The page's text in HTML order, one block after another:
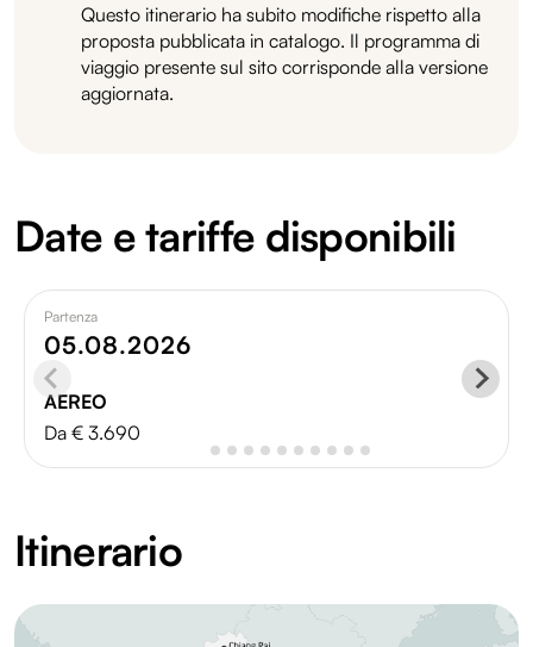
Questo itinerario ha subito modifiche rispetto alla
proposta pubblicata in catalogo. Il programma di
viaggio presente sul sito corrisponde alla versione
aggiornata.
Date e tariffe disponibili
Partenza
05.08.2026
AEREO
Da € 3.690
Itinerario